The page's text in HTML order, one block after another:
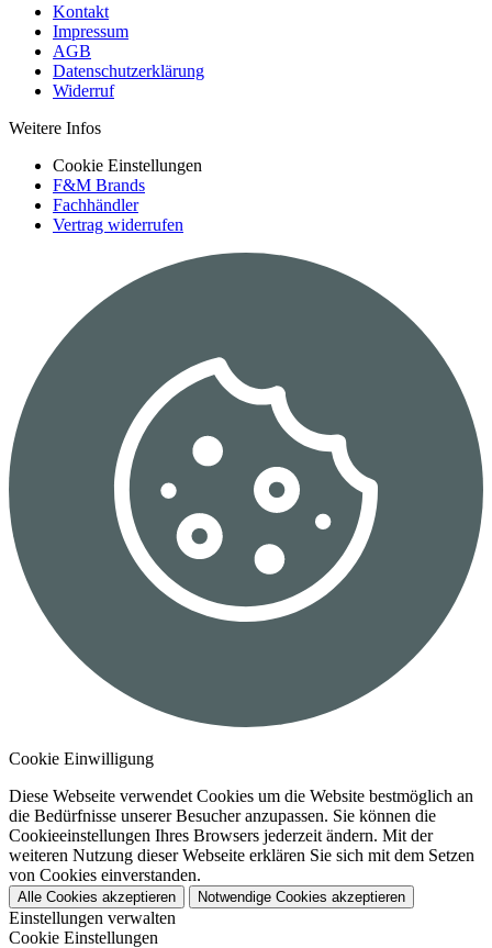
Kontakt
Impressum
AGB
Datenschutzerklärung
Widerruf
Weitere Infos
Cookie Einstellungen
F&M Brands
Fachhändler
Vertrag widerrufen
Cookie Einwilligung
Diese Webseite verwendet Cookies um die Website bestmöglich an
die Bedürfnisse unserer Besucher anzupassen. Sie können die
Cookieeinstellungen Ihres Browsers jederzeit ändern. Mit der
weiteren Nutzung dieser Webseite erklären Sie sich mit dem Setzen
von Cookies einverstanden.
Alle Cookies akzeptieren Notwendige Cookies akzeptieren
Einstellungen verwalten
Cookie Einstellungen